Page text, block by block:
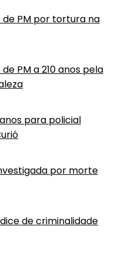
PM por tortura na
PM a 210 anos pela
para policial
por morte
de criminalidade